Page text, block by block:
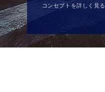
コンセプトを詳しく見る